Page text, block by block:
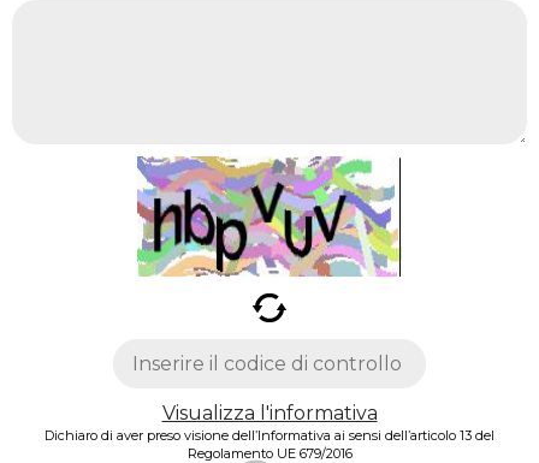
Visualizza l'informativa
Dichiaro di aver preso visione dell’Informativa ai sensi dell’articolo 13 del
Regolamento UE 679/2016